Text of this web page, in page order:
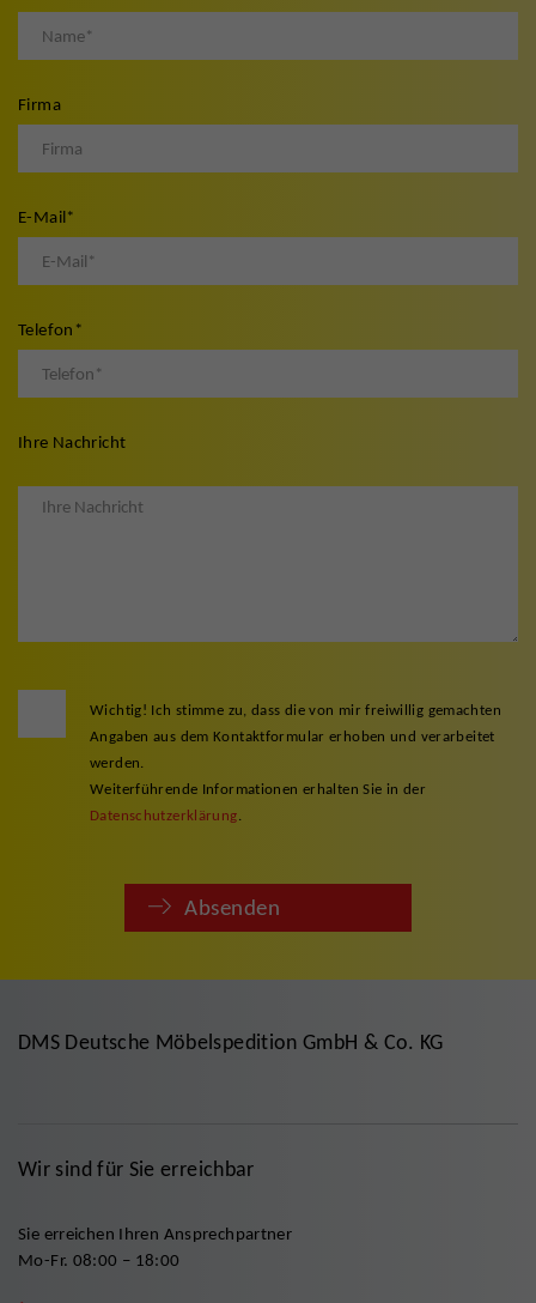
Firma
E-Mail*
Telefon *
Ihre Nachricht
Wichtig! Ich stimme zu, dass die von mir freiwillig gemachten
Angaben aus dem Kontaktformular erhoben und verarbeitet
werden.
Weiterführende Informationen erhalten Sie in der
Datenschutzerklärung
Absenden
DMS Deutsche Möbelspedition GmbH & Co. KG
Wir sind für Sie erreichbar
Sie erreichen Ihren Ansprechpartner
Mo-Fr. 08:00 – 18:00